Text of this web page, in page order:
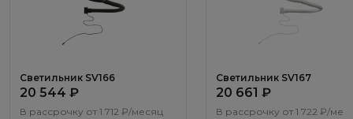
Светильник SV166
20 544 ₽
В рассрочку от 1 712 ₽/месяц
Светильник SV167
20 661 ₽
В рассрочку от 1 722 ₽/